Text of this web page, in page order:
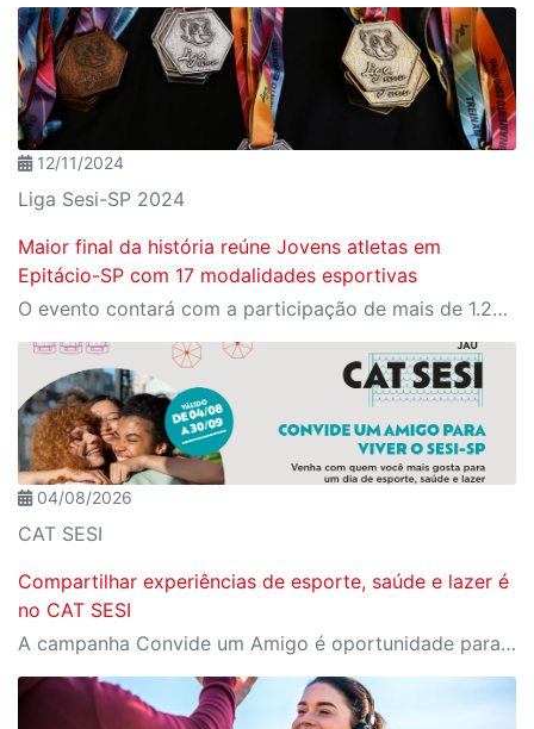
12/11/2024
Liga Sesi-SP 2024
Maior final da história reúne Jovens atletas em
Epitácio-SP com 17 modalidades esportivas
O evento contará com a participação de mais de 1.200 jovens atletas, entre 12 e 17 anos, vindos de diversas regiões de São Paulo
04/08/2026
CAT SESI
Compartilhar experiências de esporte, saúde e lazer é
no CAT SESI
A campanha Convide um Amigo é oportunidade para reunir amigos para aproveitar juntos toda estrutura da unidade SESI-SP mais próxima. Os benefícios para clientes e convidados estão no regulamento